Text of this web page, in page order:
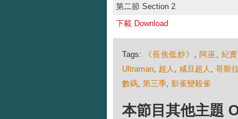
第二節 Section 2
下載 Download
Tags: 《長焦低炒》 , 阿巫 , 紀
Ultraman, 超人 , 咸旦超人 ,哥斯
數碼, 第三季, 影雀變殺雀
本節目其他主題